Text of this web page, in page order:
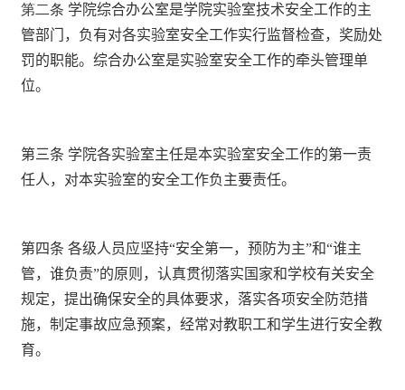
第二条 学院综合办公室是学院实验室技术安全工作的主
管部门，负有对各实验室安全工作实行监督检查，奖励处
罚的职能。综合办公室是实验室安全工作的牵头管理单
位。
第三条 学院各实验室主任是本实验室安全工作的第一责
任人，对本实验室的安全工作负主要责任。
第四条 各级人员应坚持“安全第一，预防为主”和“谁主
管，谁负责”的原则，认真贯彻落实国家和学校有关安全
规定，提出确保安全的具体要求，落实各项安全防范措
施，制定事故应急预案，经常对教职工和学生进行安全教
育。